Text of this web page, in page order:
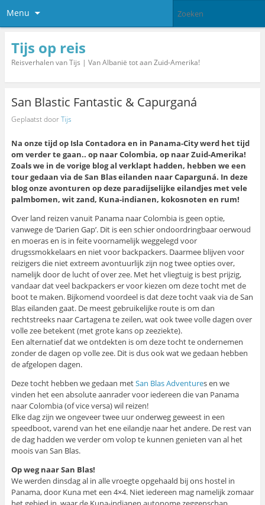
Menu
Tijs op reis
Reisverhalen van Tijs | Van Albanië tot aan Zuid-Amerika!
San Blastic Fantastic & Capurganá
Geplaatst doorTijs
Na onze tijd op Isla Contadora en in Panama-City werd het tijd
om verder te gaan.. op naar Colombia, op naar Zuid-Amerika!
Zoals we in de vorige blog al verklapt hadden, hebben we een
tour gedaan via de San Blas eilanden naar Caparguná. In deze
blog onze avonturen op deze paradijselijke eilandjes met vele
palmbomen, wit zand, Kuna-indianen, kokosnoten en rum!
Over land reizen vanuit Panama naar Colombia is geen optie,
vanwege de ‘Darien Gap’. Dit is een schier ondoordringbaar oerwoud
en moeras en is in feite voornamelijk weggelegd voor
drugssmokkelaars en niet voor backpackers. Daarmee blijven voor
reizigers die niet extreem avontuurlijk zijn nog twee opties over,
namelijk door de lucht of over zee. Met het vliegtuig is best prijzig,
vandaar dat veel backpackers er voor kiezen om deze tocht met de
boot te maken. Bijkomend voordeel is dat deze tocht vaak via de San
Blas eilanden gaat. De meest gebruikelijke route is om dan
rechtstreeks naar Cartagena te zeilen, wat ook twee volle dagen over
volle zee betekent (met grote kans op zeeziekte).
Een alternatief dat we ontdekten is om deze tocht te ondernemen
zonder de dagen op volle zee. Dit is dus ook wat we gedaan hebben
de afgelopen dagen.
Deze tocht hebben we gedaan metSan Blas Adventures en we
vinden het een absolute aanrader voor iedereen die van Panama
naar Colombia (of vice versa) wil reizen!
Elke dag zijn we ongeveer twee uur onderweg geweest in een
speedboot, varend van het ene eilandje naar het andere. De rest van
de dag hadden we verder om volop te kunnen genieten van al het
moois van San Blas.
Op weg naar San Blas!
We werden dinsdag al in alle vroegte opgehaald bij ons hostel in
Panama, door Kuna met een 4×4. Niet iedereen mag namelijk zomaar